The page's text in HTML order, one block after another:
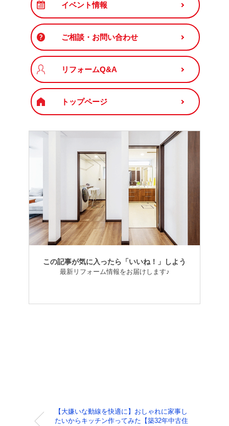
イベント情報
ご相談・お問い合わせ
リフォームQ&A
トップページ
この記事が気に入ったら「いいね！」しよう
最新リフォーム情報をお届けします♪
【大嫌いな動線を快適に】おしゃれに家事し
たいからキッチン作ってみた【築32年中古住